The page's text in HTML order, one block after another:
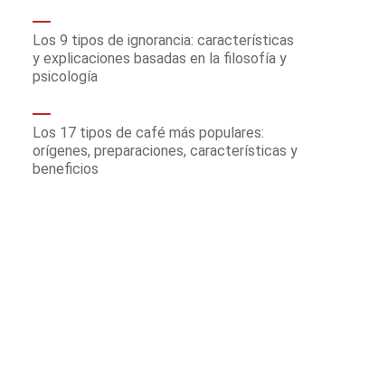
Los 9 tipos de ignorancia: características
y explicaciones basadas en la filosofía y
psicología
Los 17 tipos de café más populares:
orígenes, preparaciones, características y
beneficios